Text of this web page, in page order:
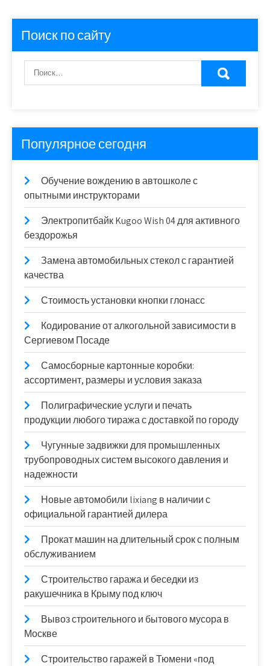
Поиск по сайту
Популярное сегодня
Обучение вождению в автошколе с
опытными инструкторами
Электропитбайк Kugoo Wish 04 для активного
бездорожья
Замена автомобильных стекол с гарантией
качества
Стоимость установки кнопки глонасс
Кодирование от алкогольной зависимости в
Сергиевом Посаде
Самосборные картонные коробки:
ассортимент, размеры и условия заказа
Полиграфические услуги и печать
продукции любого тиража с доставкой по городу
Чугунные задвижки для промышленных
трубопроводных систем высокого давления и
надежности
Новые автомобили lixiang в наличии с
официальной гарантией дилера
Прокат машин на длительный срок с полным
обслуживанием
Строительство гаража и беседки из
ракушечника в Крыму под ключ
Вывоз строительного и бытового мусора в
Москве
Строительство гаражей в Тюмени «под